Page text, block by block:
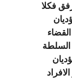
فكلا
السلطة